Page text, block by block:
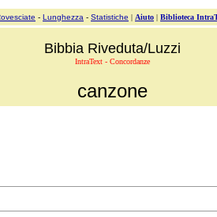
- Lunghezza - Statistiche | Aiuto | Biblioteca
Bibbia Riveduta/Luzzi
IntraText - Concordanze
canzone